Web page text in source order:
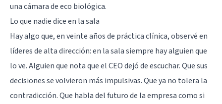
una cámara de eco biológica.
Lo que nadie dice en la sala
Hay algo que, en veinte años de práctica clínica, observé en
líderes de alta dirección: en la sala siempre hay alguien que
lo ve. Alguien que nota que el CEO dejó de escuchar. Que sus
decisiones se volvieron más impulsivas. Que ya no tolera la
contradicción. Que habla del futuro de la empresa como si